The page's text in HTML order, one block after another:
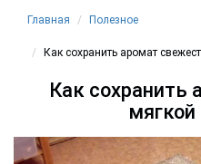
Главная Полезное
Как сохранить аромат
Как сохранить